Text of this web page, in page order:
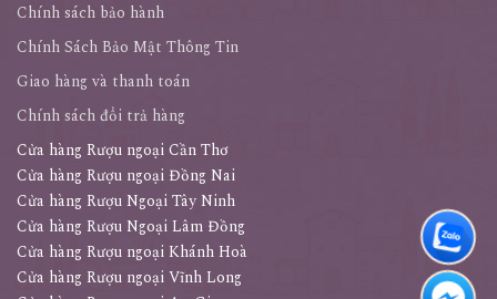
Chính sách bảo hành
Chính Sách Bảo Mật Thông Tin
Giao hàng và thanh toán
Chính sách đổi trả hàng
Cửa hàng Rượu ngoại Cần Thơ
Cửa hàng Rượu ngoại Đồng Nai
Cửa hàng Rượu Ngoại Tây Ninh
Cửa hàng Rượu Ngoại Lâm Đồng
Cửa hàng Rượu ngoại Khánh Hoà
Cửa hàng Rượu ngoại Vĩnh Long